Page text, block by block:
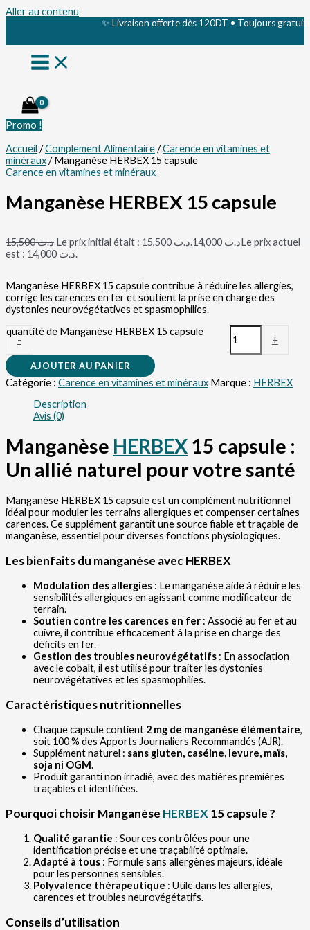
Aller au contenu
✨ Livraison offerte dès 120DT • Toujours gratuite
Promo !
Accueil /Complement Alimentaire/Carence en vitamines et
minéraux/ Manganèse HERBEX 15 capsule
Carence en vitamines et minéraux
Manganèse HERBEX 15 capsule
د.ت15,500 Le prix initial était : د.ت 15,500. د.تLe prix actuel
est : د.ت 14,000.
Manganèse HERBEX 15 capsule contribue à réduire les allergies,
corrige les carences en fer et soutient la prise en charge des
dystonies neurovégétatives et spasmophilies.
-
quantité de Manganèse HERBEX 15 capsule
+
AJOUTER AU PANIER
Catégorie : Carence en vitamines et minéraux Marque : HERBEX
Description
Avis (0)
Manganèse HERBEX 15 capsule :
Un allié naturel pour votre santé
Manganèse HERBEX 15 capsule est un complément nutritionnel
idéal pour moduler les terrains allergiques et compenser certaines
carences. Ce supplément garantit une source fiable et traçable de
manganèse, essentiel pour diverses fonctions physiologiques.
Les bienfaits du manganèse avec HERBEX
Modulation des allergies : Le manganèse aide à réduire les
sensibilités allergiques en agissant comme modificateur de
terrain.
Soutien contre les carences en fer : Associé au fer et au
cuivre, il contribue efficacement à la prise en charge des
déficits en fer.
Gestion des troubles neurovégétatifs : En association
avec le cobalt, il est utilisé pour traiter les dystonies
neurovégétatives et les spasmophilies.
Caractéristiques nutritionnelles
Chaque capsule contient 2 mg de manganèse élémentaire,
soit 100 % des Apports Journaliers Recommandés (AJR).
Supplément naturel : sans gluten, caséine, levure, maïs,
soja ni OGM.
Produit garanti non irradié, avec des matières premières
traçables et identifiées.
Pourquoi choisir Manganèse HERBEX15 capsule ?
Qualité garantie : Sources contrôlées pour une
identification précise et une traçabilité optimale.
Adapté à tous : Formule sans allergènes majeurs, idéale
pour les personnes sensibles.
Polyvalence thérapeutique : Utile dans les allergies,
carences et troubles neurovégétatifs.
Conseils d’utilisation